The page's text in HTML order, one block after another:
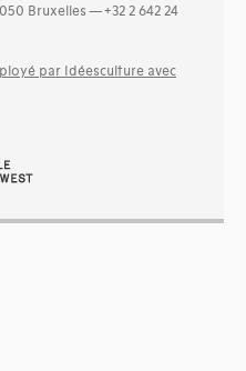
Bruxelles — +32 2 642 24
par Idéesculture avec